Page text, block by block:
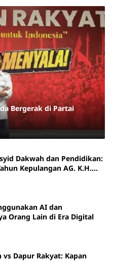
Bergerak di Partai
Dakwah dan Pendidikan:
Kepulangan AG. K.H.
AI dan
Orang Lain di Era Digital
vs Dapur Rakyat: Kapan